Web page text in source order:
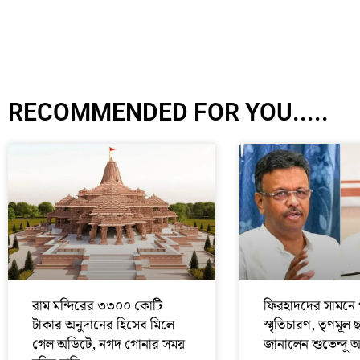
RECOMMENDED FOR YOU.....
রাম মন্দিরের ৩৩০০ কোটি
টাকার অনুদানের হিসেব মিলে
গেল অডিটে, নগদ গোনার সময়
ফিরহাদদের
স্মৃতিচারণ, তৃণমূল
জানালেন শুভেন্দু